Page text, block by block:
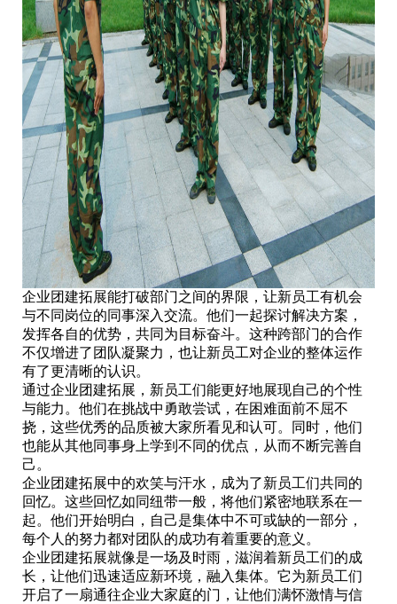
企业团建拓展能打破部门之间的界限，让新员工有机会
与不同岗位的同事深入交流。他们一起探讨解决方案，
发挥各自的优势，共同为目标奋斗。这种跨部门的合作
不仅增进了团队凝聚力，也让新员工对企业的整体运作
有了更清晰的认识。
通过企业团建拓展，新员工们能更好地展现自己的个性
与能力。他们在挑战中勇敢尝试，在困难面前不屈不
挠，这些优秀的品质被大家所看见和认可。同时，他们
也能从其他同事身上学到不同的优点，从而不断完善自
己。
企业团建拓展中的欢笑与汗水，成为了新员工们共同的
回忆。这些回忆如同纽带一般，将他们紧密地联系在一
起。他们开始明白，自己是集体中不可或缺的一部分，
每个人的努力都对团队的成功有着重要的意义。
企业团建拓展就像是一场及时雨，滋润着新员工们的成
长，让他们迅速适应新环境，融入集体。它为新员工们
开启了一扇通往企业大家庭的门，让他们满怀激情与信